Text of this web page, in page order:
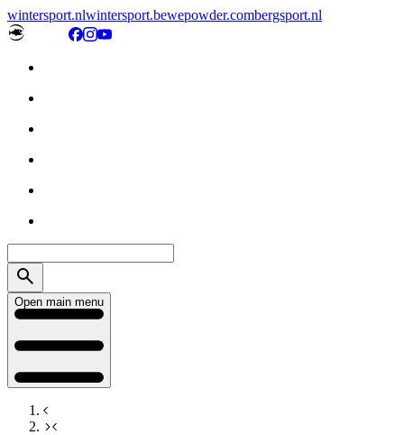
wintersport.nlwintersport.bewepowder.combergsport.nl
Open main menu